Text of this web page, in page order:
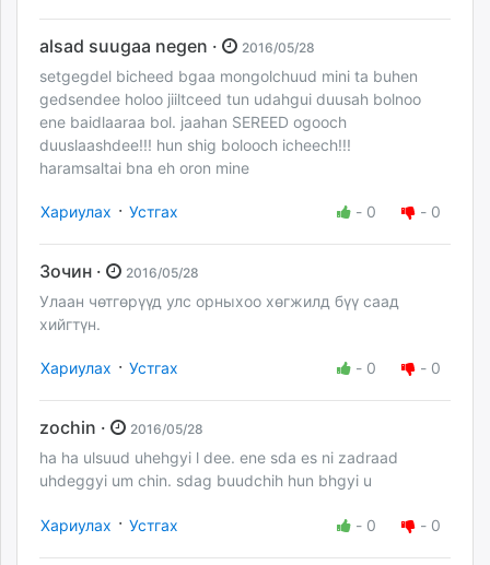
alsad suugaa negen · 2016/05/28
setgegdel bicheed bgaa mongolchuud mini ta buhen
gedsendee holoo jiiltceed tun udahgui duusah bolnoo
ene baidlaaraa bol. jaahan SEREED ogooch
duuslaashdee!!! hun shig bolooch icheech!!!
haramsaltai bna eh oron mine
Хариулах · Устгах - 0 - 0
Зочин · 2016/05/28
Улаан чөтгөрүүд улс орныхоо хөгжилд бүү саад
хийгтүн.
Хариулах · Устгах - 0 - 0
zochin · 2016/05/28
ha ha ulsuud uhehgyi l dee. ene sda es ni zadraad
uhdeggyi um chin. sdag buudchih hun bhgyi u
Хариулах · Устгах - 0 - 0